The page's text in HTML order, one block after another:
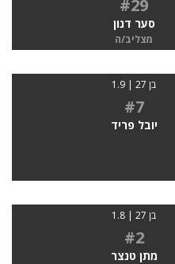
#29
סער דנון
מצליב/ה
בן 27 | 1.9
#7
יובל פריד
בן 27 | 1.8
#2
מתן טנצר